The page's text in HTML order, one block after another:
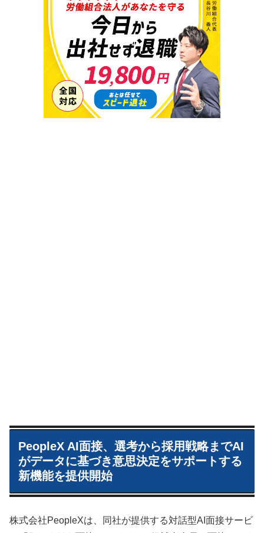
PeopleX AI面接、選考から採用戦略までAI
がデータに基づき意思決定をサポートする
新機能を提供開始
株式会社PeopleXは、同社が提供する対話型AI面接サービ